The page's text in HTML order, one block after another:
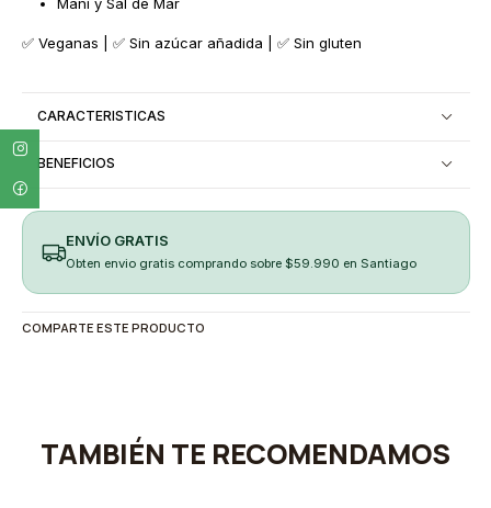
✅ Veganas | ✅ Sin azúcar añadida | ✅ Sin gluten
CARACTERISTICAS
BENEFICIOS
ENVÍO GRATIS
Obten envio gratis comprando sobre $59.990 en Santiago
COMPARTE ESTE PRODUCTO
TAMBIÉN TE RECOMENDAMOS